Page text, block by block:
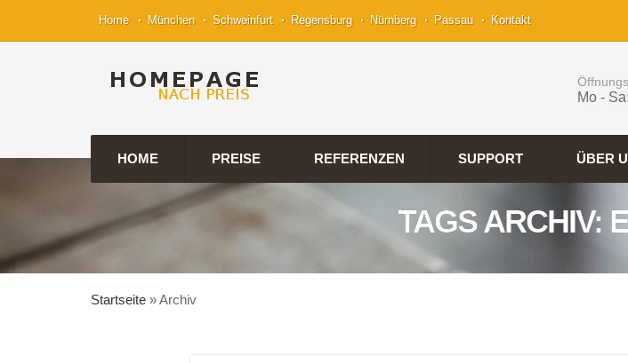
Home München Schweinfurt Regensburg Nürnberg Passau Kontakt
Mo -
HOME PREISE REFERENZEN SUPPORT ÜBER
TAGS ARCHIV:
Startseite »Archiv